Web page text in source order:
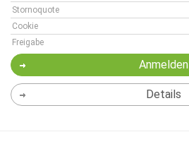
Stornoquote
Cookie
Freigabe
Anmelden
Details